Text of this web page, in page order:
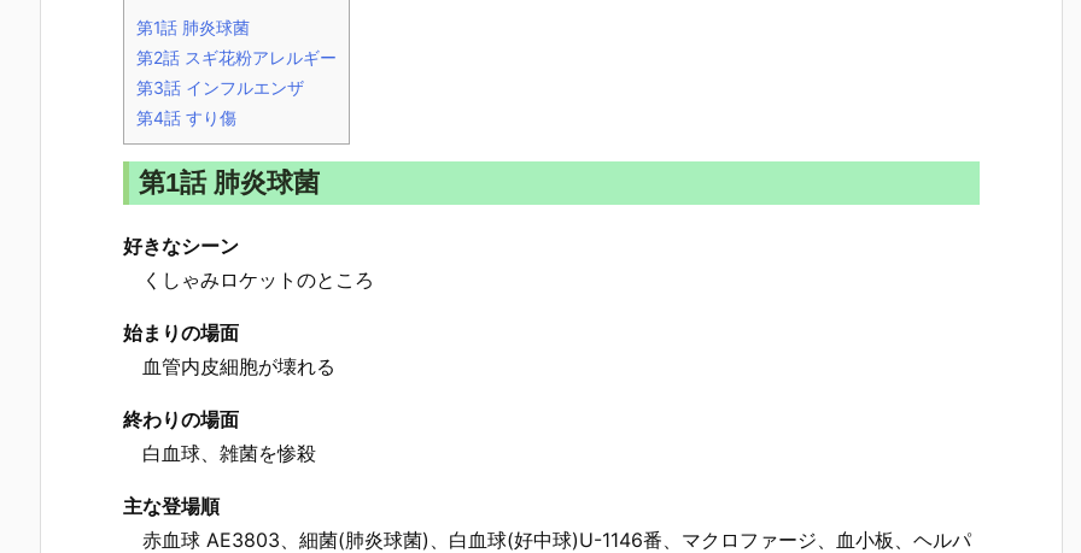
第1話 肺炎球菌
第2話 スギ花粉アレルギー
第3話 インフルエンザ
第4話 すり傷
第1話 肺炎球菌
好きなシーン
くしゃみロケットのところ
始まりの場面
血管内皮細胞が壊れる
終わりの場面
白血球、雑菌を惨殺
主な登場順
赤血球 AE3803、細菌(肺炎球菌)、白血球(好中球)U-1146番、マクロファージ、血小板、ヘルパ